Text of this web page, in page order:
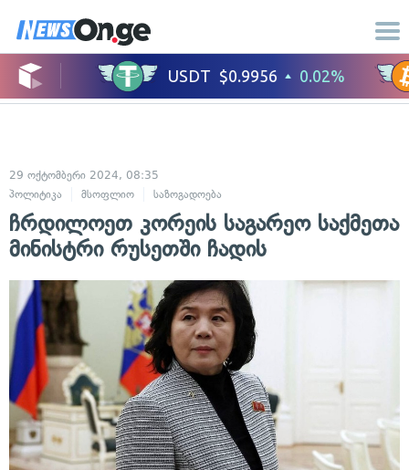
29 ოქტომბერი 2024, 08:35
პოლიტიკა
მსოფლიო საზოგადოება
ჩრდილოეთ კორეის საგარეო საქმეთა
მინისტრი რუსეთში ჩადის